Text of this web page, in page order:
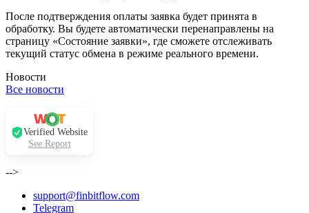
После подтверждения оплаты заявка будет принята в
обработку. Вы будете автоматически перенаправлены на
страницу «Состояние заявки», где сможете отслеживать
текущий статус обмена в режиме реального времени.
Новости
Все новости
Verified Website
See Report
-->
support@finbitflow.com
Telegram